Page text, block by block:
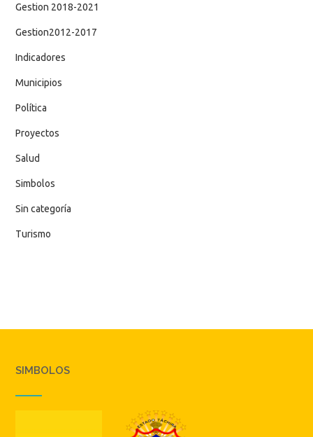
Gestion 2018-2021
Gestion2012-2017
Indicadores
Municipios
Política
Proyectos
Salud
Simbolos
Sin categoría
Turismo
SIMBOLOS